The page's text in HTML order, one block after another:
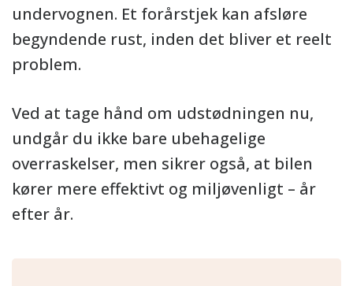
undervognen. Et forårstjek kan afsløre
begyndende rust, inden det bliver et reelt
problem.
Ved at tage hånd om udstødningen nu,
undgår du ikke bare ubehagelige
overraskelser, men sikrer også, at bilen
kører mere effektivt og miljøvenligt – år
efter år.